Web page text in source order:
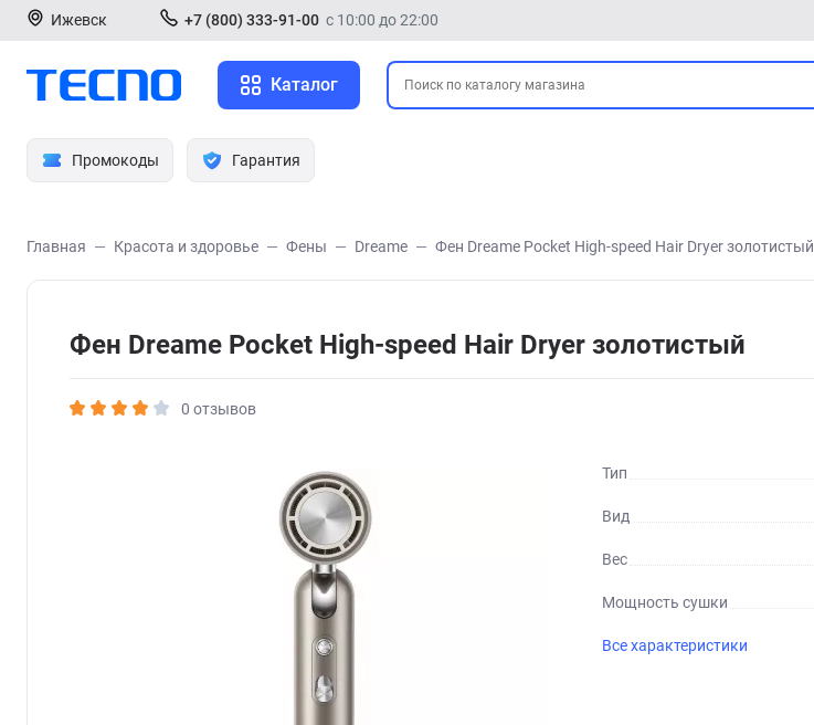
Ижевск +7 (800) 333-91-00 с 10:00 до 22:00
Каталог
Промокоды Гарантия
Главная Красота и здоровье Фены Dreame Фен Dreame Pocket High-speed Hair Dryer золотистый
Фен Dreame Pocket High-speed Hair Dryer золотистый
0 отзывов
Тип
Вид
Вес
Мощность сушки
Все характеристики